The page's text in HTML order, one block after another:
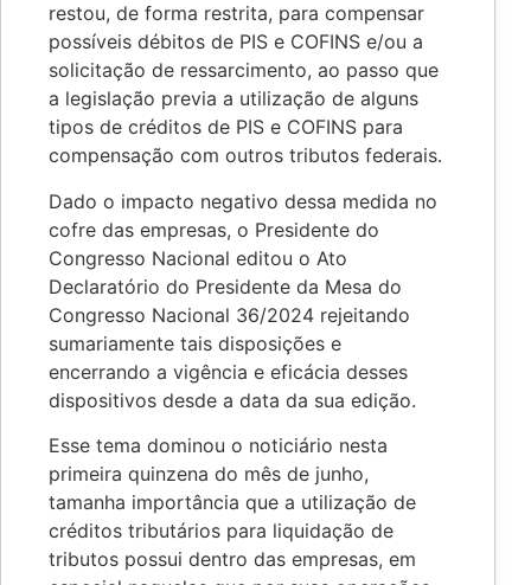
restou, de forma restrita, para compensar
possíveis débitos de PIS e COFINS e/ou a
solicitação de ressarcimento, ao passo que
a legislação previa a utilização de alguns
tipos de créditos de PIS e COFINS para
compensação com outros tributos federais.
Dado o impacto negativo dessa medida no
cofre das empresas, o Presidente do
Congresso Nacional editou o Ato
Declaratório do Presidente da Mesa do
Congresso Nacional 36/2024 rejeitando
sumariamente tais disposições e
encerrando a vigência e eficácia desses
dispositivos desde a data da sua edição.
Esse tema dominou o noticiário nesta
primeira quinzena do mês de junho,
tamanha importância que a utilização de
créditos tributários para liquidação de
tributos possui dentro das empresas, em